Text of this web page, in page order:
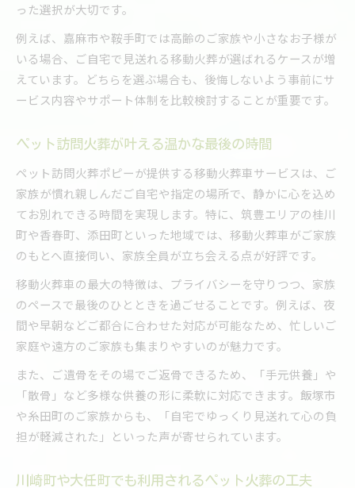
った選択が大切です。
例えば、嘉麻市や鞍手町では高齢のご家族や小さなお子様が
いる場合、ご自宅で見送れる移動火葬が選ばれるケースが増
えています。どちらを選ぶ場合も、後悔しないよう事前にサ
ービス内容やサポート体制を比較検討することが重要です。
ペット訪問火葬が叶える温かな最後の時間
ペット訪問火葬ポピーが提供する移動火葬車サービスは、ご
家族が慣れ親しんだご自宅や指定の場所で、静かに心を込め
てお別れできる時間を実現します。特に、筑豊エリアの桂川
町や香春町、添田町といった地域では、移動火葬車がご家族
のもとへ直接伺い、家族全員が立ち会える点が好評です。
移動火葬車の最大の特徴は、プライバシーを守りつつ、家族
のペースで最後のひとときを過ごせることです。例えば、夜
間や早朝などご都合に合わせた対応が可能なため、忙しいご
家庭や遠方のご家族も集まりやすいのが魅力です。
また、ご遺骨をその場でご返骨できるため、「手元供養」や
「散骨」など多様な供養の形に柔軟に対応できます。飯塚市
や糸田町のご家族からも、「自宅でゆっくり見送れて心の負
担が軽減された」といった声が寄せられています。
川崎町や大任町でも利用されるペット火葬の工夫